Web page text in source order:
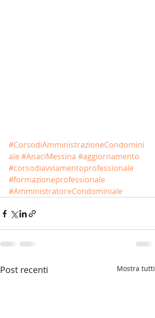
#CorsodiAmministrazioneCondomini
ale #AnaciMessina #aggiornamento
#corsodiavviamentoprofessionale
#formazioneprofessionale
#AmministratoreCondominiale
Post recenti Mostra tutti